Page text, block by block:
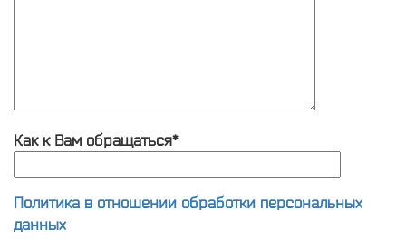
Как к Вам обращаться*
Политика в отношении обработки персональных
данных